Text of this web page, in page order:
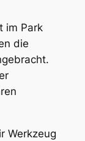
im Park
die
Werkzeug